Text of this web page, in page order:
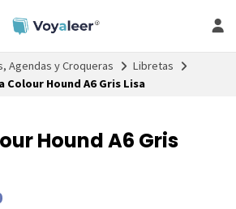
Agendas y Croqueras
Libretas
Colour Hound A6 Gris Lisa
Hound A6 Gris